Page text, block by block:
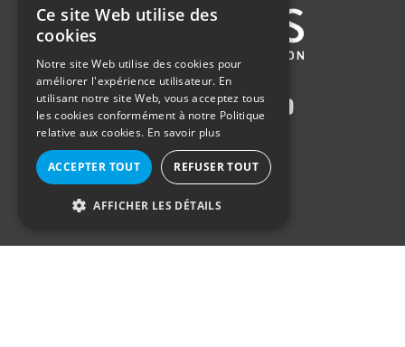
DUTCH
Ce site Web utilise des
cookies
Notre site Web utilise des cookies pour
améliorer l'expérience utilisateur. En
utilisant notre site Web, vous acceptez tous
les cookies conformément à notre Politique
relative aux cookies. En savoir plus
ACCEPTER TOUT REFUSER TOUT
AFFICHER LES DÉTAILS